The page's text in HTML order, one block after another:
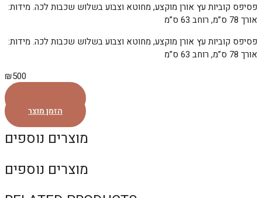
פסיפס קוביות עץ אורן מוקצע, מחוטא וצבוע בשלוש שכבות לכה. מידות:
אורך 78 ס”מ, רוחב 63 ס”מ
פסיפס קוביות עץ אורן מוקצע, מחוטא וצבוע בשלוש שכבות לכה. מידות:
אורך 78 ס”מ, רוחב 63 ס”מ
₪500
הזמן מוצר
מוצרים נוספים
מוצרים נוספים